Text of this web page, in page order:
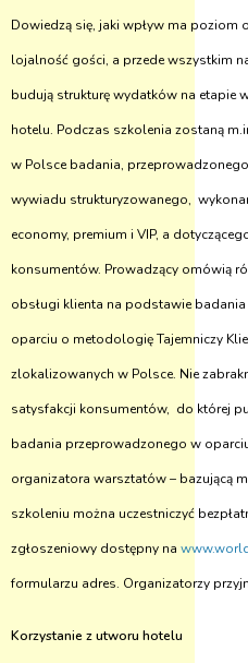
Dowiedzą się, jaki wpływ ma poziom
lojalność gości, a przede wszystkim
budują strukturę wydatków na etapie
hotelu. Podczas szkolenia zostaną
w Polsce badania,
wywiadu strukturyzowanego,
economy, premium i VIP, a
konsumentów. Prowadzący omówią
obsługi klienta na podstawie
oparciu o metodologię Tajemniczy
zlokalizowanych w Polsce. Nie
satysfakcji konsumentów, do której
badania przeprowadzonego w
organizatora warsztatów – bazującą
szkoleniu można uczestniczyć
zgłoszeniowy dostępny na
formularzu adres. Organizatorzy
Korzystanie z utworu hotelu